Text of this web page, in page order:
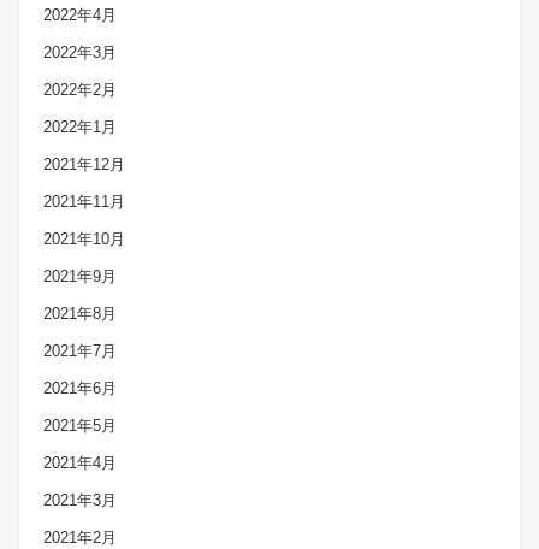
2022年4月
2022年3月
2022年2月
2022年1月
2021年12月
2021年11月
2021年10月
2021年9月
2021年8月
2021年7月
2021年6月
2021年5月
2021年4月
2021年3月
2021年2月